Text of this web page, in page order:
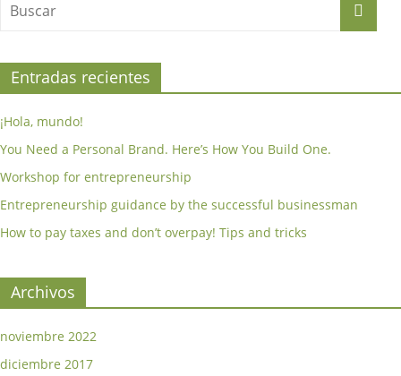
Entradas recientes
¡Hola, mundo!
You Need a Personal Brand. Here’s How You Build One.
Workshop for entrepreneurship
Entrepreneurship guidance by the successful businessman
How to pay taxes and don’t overpay! Tips and tricks
Archivos
noviembre 2022
diciembre 2017